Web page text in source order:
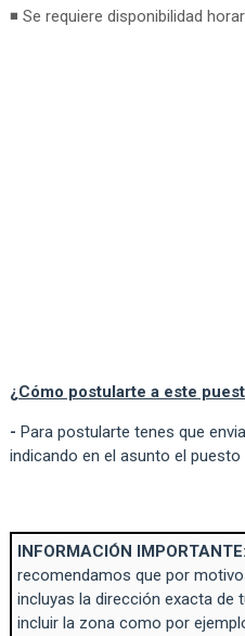
◾ Se requiere disponibilidad
¿ Cómo postularte a este
- Para postularte tenes que
indicando en el asunto el puesto
INFORMACIÓN IMPORTANTE:
recomendamos que por
incluyas la dirección exacta de
incluir la zona como por